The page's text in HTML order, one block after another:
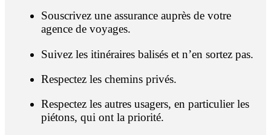
Souscrivez une assurance auprès de votre
agence de voyages.
Suivez les itinéraires balisés et n’en sortez pas.
Respectez les chemins privés.
Respectez les autres usagers, en particulier les
piétons, qui ont la priorité.